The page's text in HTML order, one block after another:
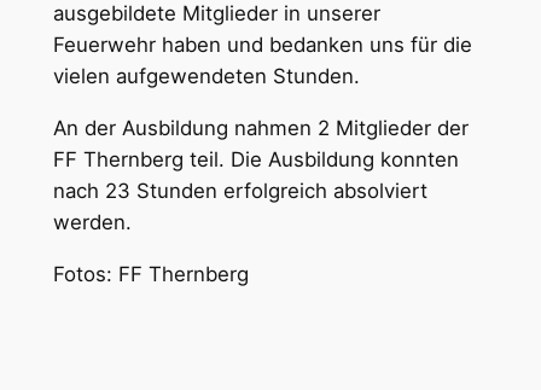
ausgebildete Mitglieder in unserer
Feuerwehr haben und bedanken uns für die
vielen aufgewendeten Stunden.
An der Ausbildung nahmen 2 Mitglieder der
FF Thernberg teil. Die Ausbildung konnten
nach 23 Stunden erfolgreich absolviert
werden.
Fotos: FF Thernberg